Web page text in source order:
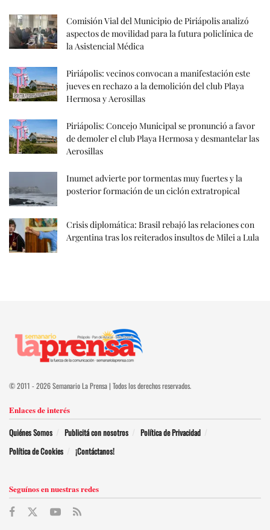
Comisión Vial del Municipio de Piriápolis analizó
aspectos de movilidad para la futura policlínica de
la Asistencial Médica
Piriápolis: vecinos convocan a manifestación este
jueves en rechazo a la demolición del club Playa
Hermosa y Aerosillas
Piriápolis: Concejo Municipal se pronunció a favor
de demoler el club Playa Hermosa y desmantelar las
Aerosillas
Inumet advierte por tormentas muy fuertes y la
posterior formación de un ciclón extratropical
Crisis diplomática: Brasil rebajó las relaciones con
Argentina tras los reiterados insultos de Milei a Lula
© 2011 - 2026 Semanario La Prensa | Todos los derechos reservados.
Enlaces de interés
Quiénes Somos Publicitá con nosotros
Política de Privacidad
Política de Cookies
¡Contáctanos!
Seguínos en nuestras redes